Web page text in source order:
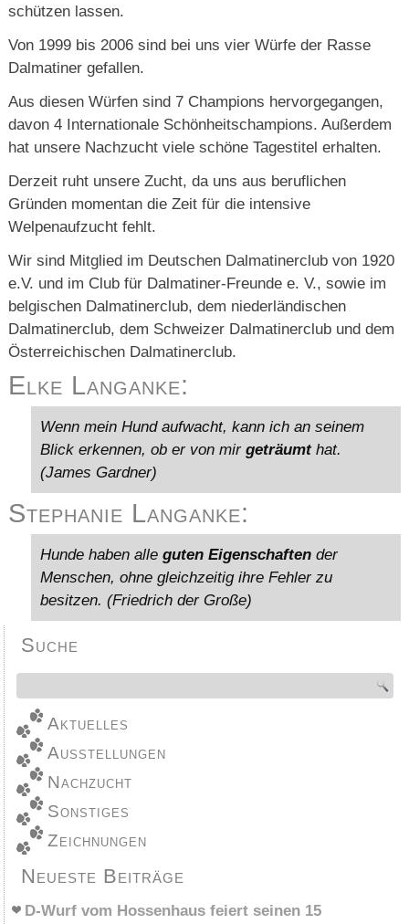
schützen lassen.
Von 1999 bis 2006 sind bei uns vier Würfe der Rasse
Dalmatiner gefallen.
Aus diesen Würfen sind 7 Champions hervorgegangen,
davon 4 Internationale Schönheitschampions. Außerdem
hat unsere Nachzucht viele schöne Tagestitel erhalten.
Derzeit ruht unsere Zucht, da uns aus beruflichen
Gründen momentan die Zeit für die intensive
Welpenaufzucht fehlt.
Wir sind Mitglied im Deutschen Dalmatinerclub von 1920
e.V. und im Club für Dalmatiner-Freunde e. V., sowie im
belgischen Dalmatinerclub, dem niederländischen
Dalmatinerclub, dem Schweizer Dalmatinerclub und dem
Österreichischen Dalmatinerclub.
Elke Langanke:
Wenn mein Hund aufwacht, kann ich an seinem
Blick erkennen, ob er von mirgeträumthat.
(James Gardner)
Stephanie Langanke:
Hunde haben alleguten Eigenschaften der
Menschen, ohne gleichzeitig ihre Fehler zu
besitzen. (Friedrich der Große)
Suche
Aktuelles
Ausstellungen
Nachzucht
Sonstiges
Zeichnungen
Neueste Beiträge
D-Wurf vom Hossenhaus feiert seinen 15